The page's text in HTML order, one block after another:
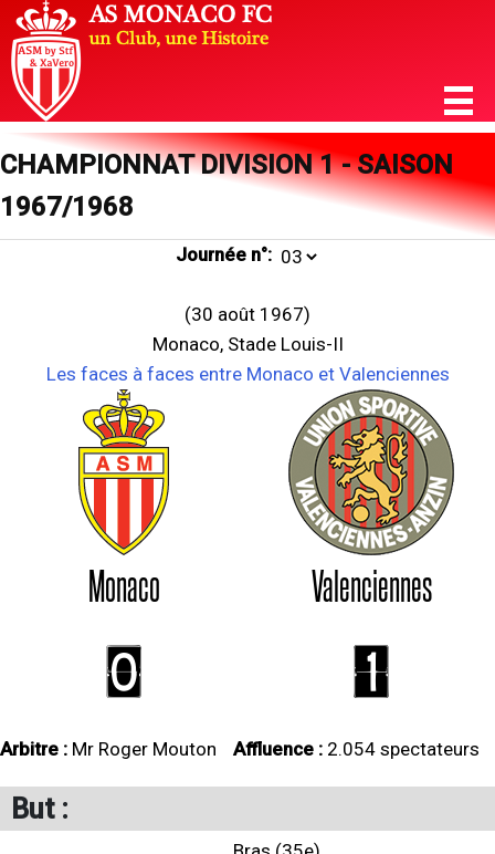
CHAMPIONNAT DIVISION 1 - SAISON
1967/1968
Journée n°:
(30 août 1967)
Monaco, Stade Louis-II
Les faces à faces entre Monaco et Valenciennes
Monaco Valenciennes
0 1
Arbitre : Mr Roger Mouton Affluence : 2.054 spectateurs
But :